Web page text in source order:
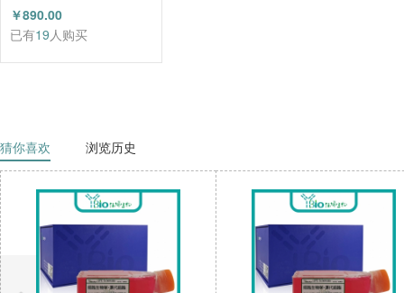
￥890.00
已有19人购买
猜你喜欢 浏览历史